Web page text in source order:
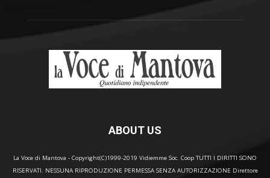
ABOUT US
La Voce di Mantova - Copyright(C)1999-2019 Vidiemme Soc. Coop TUTTI I DIRITTI SONO
RISERVATI. NESSUNA RIPRODUZIONE PERMESSA SENZA AUTORIZZAZIONE Direttore